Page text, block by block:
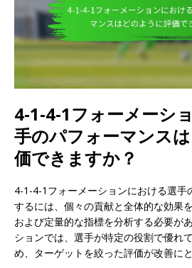
4-1-4-1フォーメーシ
手のパフォーマンス
価できますか？
4-1-4-1フォーメーションにおける選手
するには、個々の貢献と全体的な効果
および定量的な指標を分析する必要が
ションでは、選手が特定の役割で優れ
め、ターゲットを絞った評価が改善に